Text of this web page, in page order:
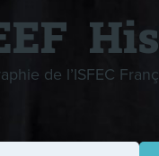
de l’ISFEC